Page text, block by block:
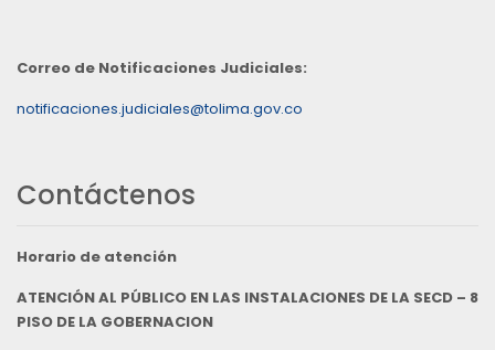
Correo de Notificaciones Judiciales:
notificaciones.judiciales@tolima.gov.co
Contáctenos
Horario de atención
ATENCIÓN AL PÚBLICO EN LAS INSTALACIONES DE LA SECD – 8
PISO DE LA GOBERNACION